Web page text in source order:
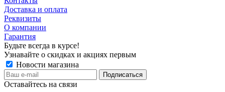
Доставка и оплата
Реквизиты
О компании
Гарантия
Будьте всегда в курсе!
Узнавайте о скидках и акциях первым
Новости магазина
Оставайтесь на связи